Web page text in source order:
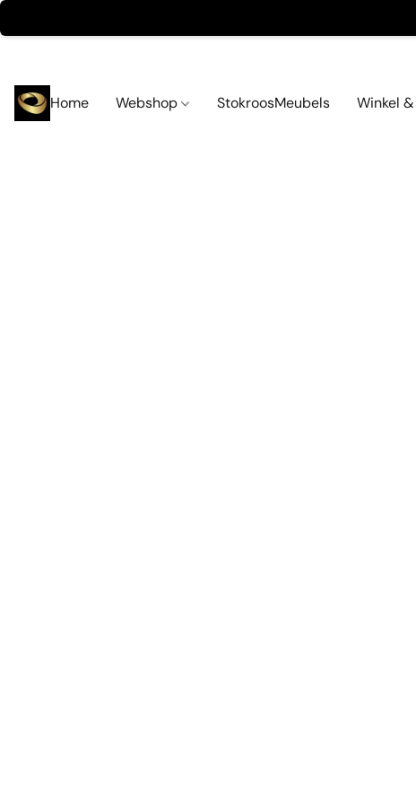
Home Webshop StokroosMeubels Winkel